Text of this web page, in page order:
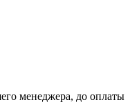
менеджера, до оплаты